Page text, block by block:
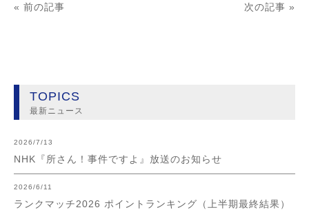
« 前の記事 次の記事 »
TOPICS
最新ニュース
2026/7/13
NHK『所さん！事件ですよ』放送のお知らせ
2026/6/11
ランクマッチ2026 ポイントランキング（上半期最終結果）